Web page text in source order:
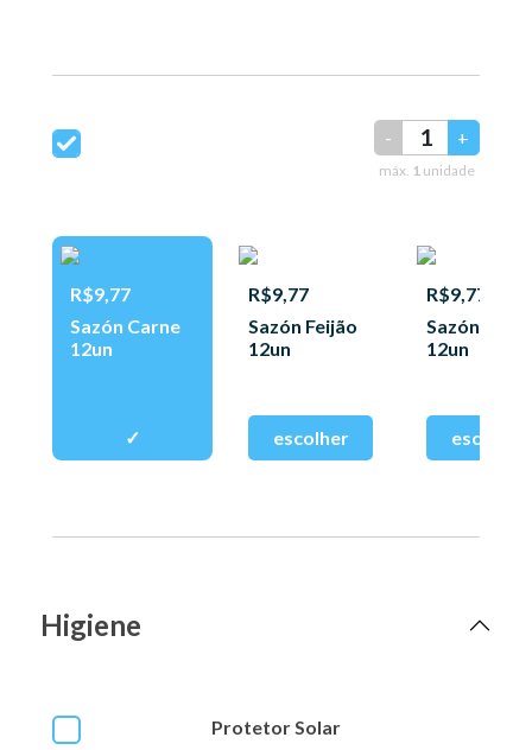
- +
máx. 1 unidade
R$9,77
Sazón Carne
12un
R$9,77
Sazón Feijão
12un
R$9,77
Sazón
12un
Higiene
Protetor Solar